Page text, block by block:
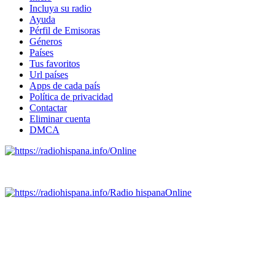
Incluya su radio
Ayuda
Pérfil de Emisoras
Géneros
Países
Tus favoritos
Url países
Apps de cada país
Política de privacidad
Contactar
Eliminar cuenta
DMCA
Online
Radio hispanaOnline